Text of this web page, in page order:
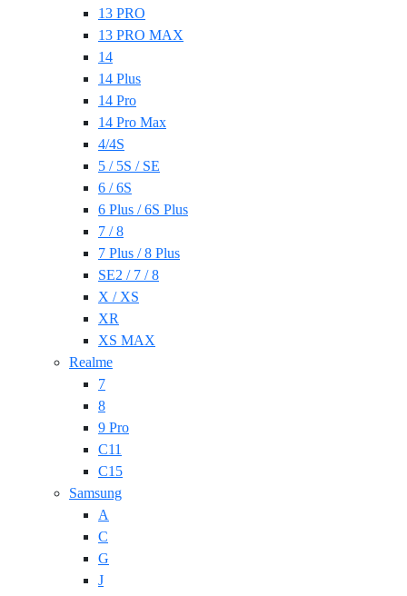
13 PRO
13 PRO MAX
14
14 Plus
14 Pro
14 Pro Max
4/4S
5 / 5S / SE
6 / 6S
6 Plus / 6S Plus
7 / 8
7 Plus / 8 Plus
SE2 / 7 / 8
X / XS
XR
XS MAX
Realme
7
8
9 Pro
C11
C15
Samsung
A
C
G
J